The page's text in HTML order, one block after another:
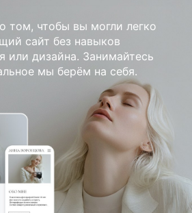
том, чтобы вы могли легко
сайт без навыков
или дизайна. Занимайтесь
мы берём на себя.